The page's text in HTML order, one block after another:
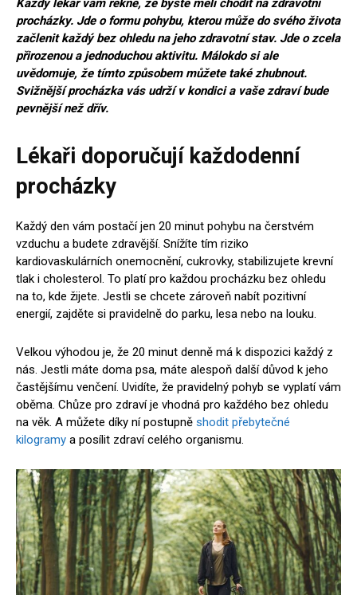
Každý lékař vám řekne, že byste měli chodit na zdravotní
procházky. Jde o formu pohybu, kterou může do svého života
začlenit každý bez ohledu na jeho zdravotní stav. Jde o zcela
přirozenou a jednoduchou aktivitu. Málokdo si ale
uvědomuje, že tímto způsobem můžete také zhubnout.
Svižnější procházka vás udrží v kondici a vaše zdraví bude
pevnější než dřív.
Lékaři doporučují každodenní
procházky
Každý den vám postačí jen 20 minut pohybu na čerstvém
vzduchu a budete zdravější. Snížíte tím riziko
kardiovaskulárních onemocnění, cukrovky, stabilizujete krevní
tlak i cholesterol. To platí pro každou procházku bez ohledu
na to, kde žijete. Jestli se chcete zároveň nabít pozitivní
energií, zajděte si pravidelně do parku, lesa nebo na louku.
Velkou výhodou je, že 20 minut denně má k dispozici každý z
nás. Jestli máte doma psa, máte alespoň další důvod k jeho
častějšímu venčení. Uvidíte, že pravidelný pohyb se vyplatí vám
oběma. Chůze pro zdraví je vhodná pro každého bez ohledu
na věk. A můžete díky ní postupně shodit přebytečné
kilogramy a posílit zdraví celého organismu.